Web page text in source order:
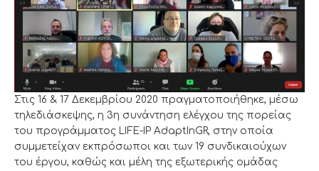
Στις 16 & 17 Δεκεμβρίου 2020 πραγματοποιήθηκε, μέσω
τηλεδιάσκεψης, η 3η συνάντηση ελέγχου της πορείας
του προγράμματος LIFE-IP AdaptInGR, στην οποία
συμμετείχαν εκπρόσωποι και των 19 συνδικαιούχων
του έργου, καθώς και μέλη της εξωτερικής ομάδας